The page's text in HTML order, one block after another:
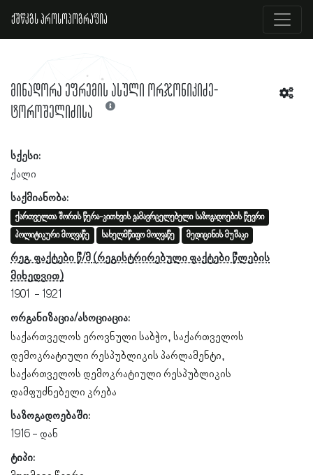
ქშწკგს პროსოპოგრაფია
მინადორა ეფრემის ასული ორჯონიკიძე-
ტოროშელიძისა
სქესი:
ქალი
საქმიანობა:
ქართველთა შორის წერა-კითხვის გამავრცელებელი საზოგადოების წევრი
პოლიტიკური მოღვაწე
სახელმწიფო მოღვაწე მედიცინის მუშაკი
რეგ. ფაქტები წ/მ
1901
1921
ორგანიზაცია/ასოციაცია:
საქართველოს ეროვნული საბჭო საქართველოს
დემოკრატიული რესპუბლიკის პარლამენტი
საქართველოს დემოკრატიული რესპუბლიკის
დამფუძნებელი კრება
საზოგადოებაში:
1916
ტიპი: